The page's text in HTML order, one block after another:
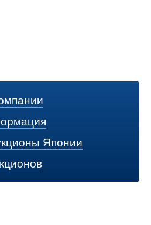
Японии